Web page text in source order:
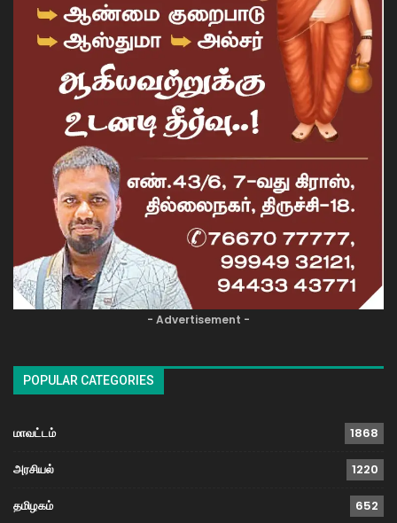
- Advertisement -
POPULAR CATEGORIES
மாவட்டம் 1868
அரசியல் 1220
தமிழகம் 652